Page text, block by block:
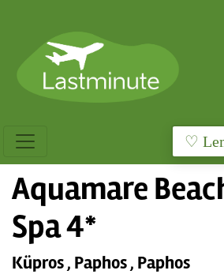
♡
Aquamare
Spa 4*
Küpros , Paphos , Paphos